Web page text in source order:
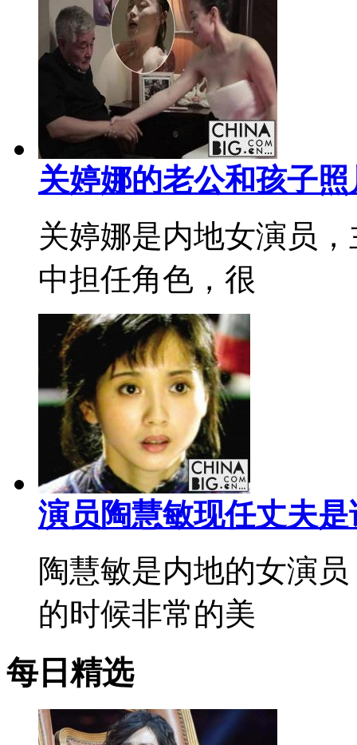
关婷娜的老公和孩子
关婷娜是内地女演员
中担任角色，很
演员陶慧敏现任丈夫
陶慧敏是内地的女演
的时候非常的美
每日精选